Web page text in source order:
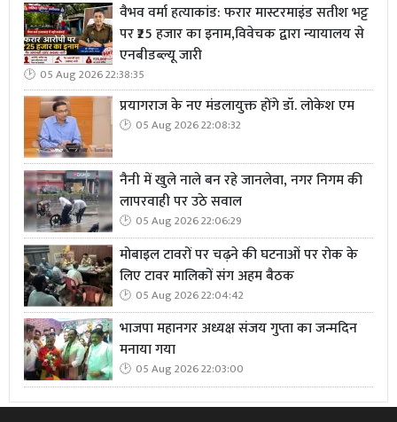
वैभव वर्मा हत्याकांड: फरार मास्टरमाइंड सतीश भट्ट
पर ₹25 हजार का इनाम,विवेचक द्वारा न्यायालय से
एनबीडब्ल्यू जारी
05 Aug 2026 22:38:35
प्रयागराज के नए मंडलायुक्त होंगे डॉ. लोकेश एम
05 Aug 2026 22:08:32
नैनी में खुले नाले बन रहे जानलेवा, नगर निगम की
लापरवाही पर उठे सवाल
05 Aug 2026 22:06:29
मोबाइल टावरों पर चढ़ने की घटनाओं पर रोक के
लिए टावर मालिकों संग अहम बैठक
05 Aug 2026 22:04:42
भाजपा महानगर अध्यक्ष संजय गुप्ता का जन्मदिन
मनाया गया
05 Aug 2026 22:03:00